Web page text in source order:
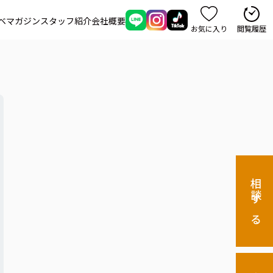
マガジンスタッフ紹介会社概要
お気に入り 閲覧履歴
相談する